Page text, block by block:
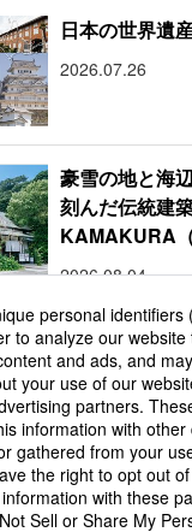
日本の世界遺
2026.07.26
豪雪の地と海
刻んだ伝統建
KAMAKURA
2026.08.04
もっと見る
ード